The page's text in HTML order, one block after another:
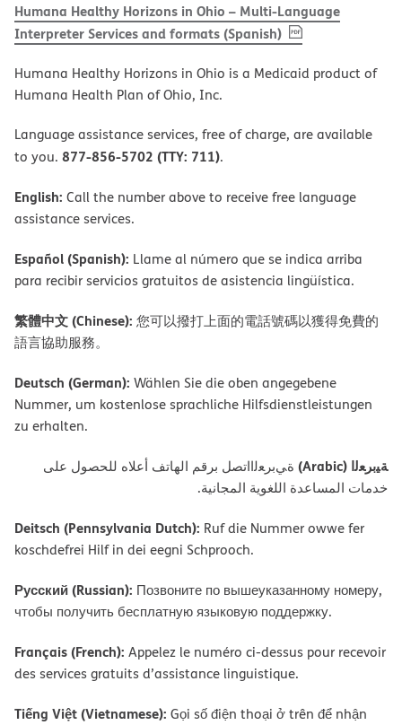
Humana Healthy Horizons in Ohio – Multi-Language
Interpreter Services and formats (Spanish), PDF(opens in new
Humana Healthy Horizons in Ohio is a Medicaid product of
Humana Health Plan of Ohio, Inc.
Language assistance services, free of charge, are available
to you. 877-856-5702 (TTY: 711).
English: Call the number above to receive free language
assistance services.
Español (Spanish): Llame al número que se indica arriba
para recibir servicios gratuitos de asistencia lingüística.
繁體中文 (Chinese): 您可以撥打上面的電話號碼以獲得免費的
語言協助服務。
Deutsch (German): Wählen Sie die oben angegebene
Nummer, um kostenlose sprachliche Hilfsdienstleistungen
zu erhalten.
ﺔﯿﺑﺮﻌﻟا (Arabic)
ةﻲﺑﺮﻌﻟااﺗﺼﻞ ﺑﺮﻗﻢ اﻟﮭﺎﺗﻒ أﻋﻼه ﻟﻠﺤﺼﻮل ﻋﻠﻰ
ﺧﺪﻣﺎت اﻟﻤﺴﺎﻋﺪة اﻟﻠﻐﻮﯾﺔ اﻟﻤﺠﺎﻧﯿﺔ.
Deitsch (Pennsylvania Dutch): Ruf die Nummer owwe fer
koschdefrei Hilf in dei eegni Schprooch.
Русский (Russian): Позвоните по вышеуказанному номеру,
чтобы получить бесплатную языковую поддержку.
Français (French): Appelez le numéro ci-dessus pour recevoir
des services gratuits d’assistance linguistique.
Tiếng Việt (Vietnamese): Gọi số điện thoại ở trên để nhận